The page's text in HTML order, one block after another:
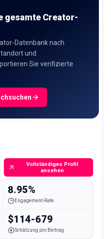
gesamte Creator-
Datenbank nach
und
Sie verifizierte
Vollständiges Profil
ansehen
8.95%
Engagement-Rate
$114-679
Schätzung pro Beitrag